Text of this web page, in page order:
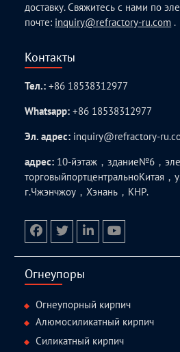
доставку. Свяжитесь с нами по
почте: inquiry@refractory-ru.com .
Контакты
Тел.:+86 18538312977
Whatsapp:+86 18538312977
Эл. адрес: inquiry@refractory-
адрес: 10-йэтаж，здание№6，
торговыйпортцентральноКитая，
г.Чжэнчжоу，Хэнань，КНР.
Огнеупоры
Огнеупорный кирпич
Алюмосиликатный кирпич
Силикатный кирпич